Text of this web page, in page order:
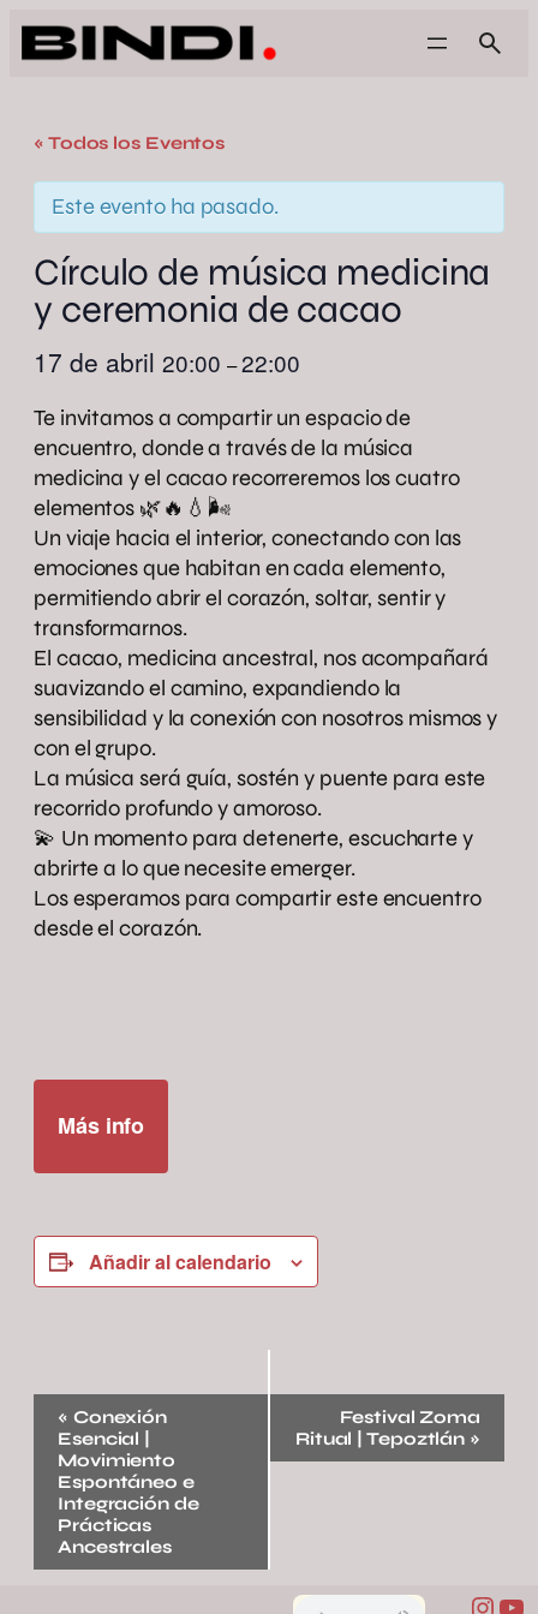
« Todos los Eventos
Este evento ha pasado.
Círculo de música medicina
y ceremonia de cacao
17 de abril 20:00 –22:00
Te invitamos a compartir un espacio de
encuentro, donde a través de la música
medicina y el cacao recorreremos los cuatro
elementos 🌿🔥💧🌬️
Un viaje hacia el interior, conectando con las
emociones que habitan en cada elemento,
permitiendo abrir el corazón, soltar, sentir y
transformarnos.
El cacao, medicina ancestral, nos acompañará
suavizando el camino, expandiendo la
sensibilidad y la conexión con nosotros mismos y
con el grupo.
La música será guía, sostén y puente para este
recorrido profundo y amoroso.
💫 Un momento para detenerte, escucharte y
abrirte a lo que necesite emerger.
Los esperamos para compartir este encuentro
desde el corazón.
Más info
Añadir al calendario
Navegación
del
Evento
« Conexión
Esencial |
Movimiento
Espontáneo e
Integración de
Prácticas
Ancestrales
Festival Zoma
Ritual | Tepoztlán »